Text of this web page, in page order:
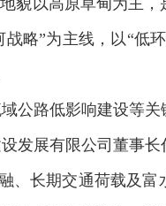
貌以高原草甸为主
略”为主线，以“低
公路低影响建设等
发展有限公司董事长
、长期交通荷载及